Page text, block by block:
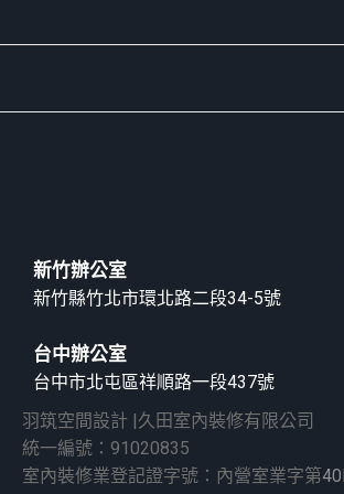
新竹辦公室
新竹縣竹北市環北路二段34-5號
台中辦公室
台中市北屯區祥順路一段437號
羽筑空間設計 |久田室內裝修有限公司
統一編號：91020835
室內裝修業登記證字號：內營室業字第